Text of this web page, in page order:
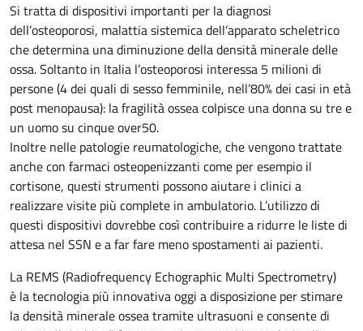
Si tratta di dispositivi importanti per la diagnosi
dell’osteoporosi, malattia sistemica dell’apparato scheletrico
che determina una diminuzione della densità minerale delle
ossa. Soltanto in Italia l’osteoporosi interessa 5 milioni di
persone (4 dei quali di sesso femminile, nell’80% dei casi in età
post menopausa): la fragilità ossea colpisce una donna su tre e
un uomo su cinque over50.
Inoltre nelle patologie reumatologiche, che vengono trattate
anche con farmaci osteopenizzanti come per esempio il
cortisone, questi strumenti possono aiutare i clinici a
realizzare visite più complete in ambulatorio. L’utilizzo di
questi dispositivi dovrebbe così contribuire a ridurre le liste di
attesa nel SSN e a far fare meno spostamenti ai pazienti.
La REMS (Radiofrequency Echographic Multi Spectrometry)
è la tecnologia più innovativa oggi a disposizione per stimare
la densità minerale ossea tramite ultrasuoni e consente di